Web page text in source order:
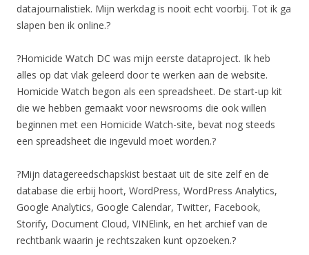
datajournalistiek. Mijn werkdag is nooit echt voorbij. Tot ik ga
slapen ben ik online.?
?Homicide Watch DC was mijn eerste dataproject. Ik heb
alles op dat vlak geleerd door te werken aan de website.
Homicide Watch begon als een spreadsheet. De start-up kit
die we hebben gemaakt voor newsrooms die ook willen
beginnen met een Homicide Watch-site, bevat nog steeds
een spreadsheet die ingevuld moet worden.?
?Mijn datagereedschapskist bestaat uit de site zelf en de
database die erbij hoort, WordPress, WordPress Analytics,
Google Analytics, Google Calendar, Twitter, Facebook,
Storify, Document Cloud, VINElink, en het archief van de
rechtbank waarin je rechtszaken kunt opzoeken.?